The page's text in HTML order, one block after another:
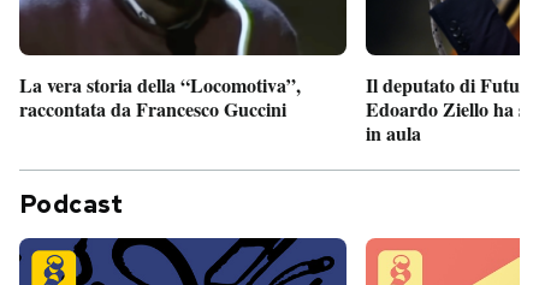
La vera storia della “Locomotiva”,
raccontata da Francesco Guccini
Il deputato di
Edoardo Ziello ha
in aula
Podcast